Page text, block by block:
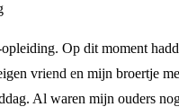
Op dit moment
vriend en mijn broertje
Al waren mijn ouders